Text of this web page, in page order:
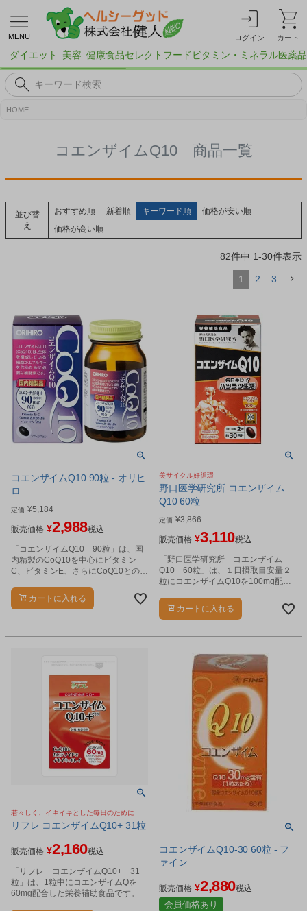
MENU ログイン カート
ダイエット 美容 健康食品セレクトフード ビタミン・ミネラル医薬品
HOME
コエンザイムQ10 商品一覧
並び替
え
おすすめ順 新着順 キーワード順
価格が安い順
価格が高い順
82件中 1-30件表示
1 2 3
コエンザイムQ10 90粒 - オリヒ
ロ
定価 ¥5,184
販売価格 ¥2,988税込
「コエンザイムQ10 90粒」は、国
内精製のCoQ10を中心にビタミン
C、ビタミンE、さらにCoQ10との併
しました。
カートに入れる
美サイクル好循環
野口医学研究所 コエンザイム
Q10 60粒
定価 ¥3,866
販売価格 ¥3,110税込
「野口医学研究所 コエンザイム
Q10 60粒」は、１日摂取目安量２
粒にコエンザイムQ10を100mg配合
カートに入れる
若々しく、イキイキとした毎日のために
リフレ コエンザイムQ10+ 31粒
販売価格 ¥2,160税込
「リフレ コエンザイムQ10+ 31
粒」は、1粒中にコエンザイムQを
60mg配合した栄養補助食品です。
コエンザイムQ10-30 60粒 - フ
ァイン
販売価格 ¥2,880税込
会員価格あり